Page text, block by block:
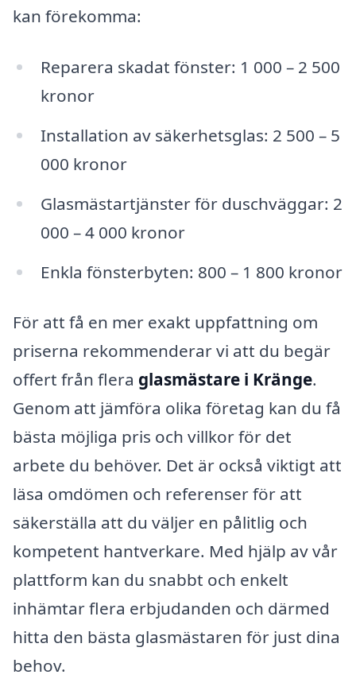
kan förekomma:
Reparera skadat fönster: 1 000 – 2 500
kronor
Installation av säkerhetsglas: 2 500 – 5
000 kronor
Glasmästartjänster för duschväggar: 2
000 – 4 000 kronor
Enkla fönsterbyten: 800 – 1 800 kronor
För att få en mer exakt uppfattning om
priserna rekommenderar vi att du begär
offert från flera glasmästare i Kränge.
Genom att jämföra olika företag kan du få
bästa möjliga pris och villkor för det
arbete du behöver. Det är också viktigt att
läsa omdömen och referenser för att
säkerställa att du väljer en pålitlig och
kompetent hantverkare. Med hjälp av vår
plattform kan du snabbt och enkelt
inhämtar flera erbjudanden och därmed
hitta den bästa glasmästaren för just dina
behov.